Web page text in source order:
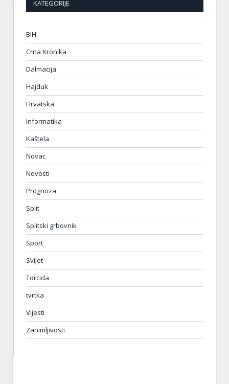
KATEGORIJE
BIH
Crna Kronika
Dalmacija
Hajduk
Hrvatska
Informatika
Kaštela
Novac
Novosti
Prognoza
Split
Splitski grbovnik
Sport
Svijet
Torcida
tvrtka
Vijesti
Zanimljivosti